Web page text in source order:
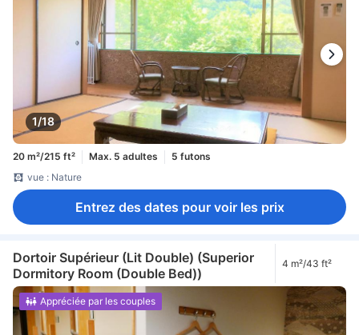
1/18
20 m²/215 ft² Max. 5 adultes
5 futons
vue : Nature
Entrez des dates pour voir les prix
Dortoir Supérieur (Lit Double) (Superior
Dormitory Room (Double Bed))
4 m²/43 ft²
Appréciée par les couples